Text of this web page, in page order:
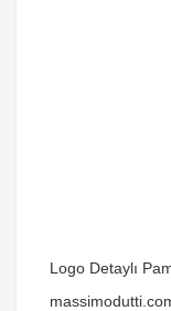
Logo Detaylı